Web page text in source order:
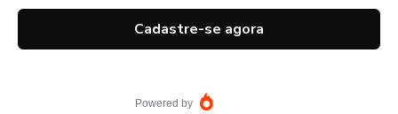
Cadastre-se agora
Powered by